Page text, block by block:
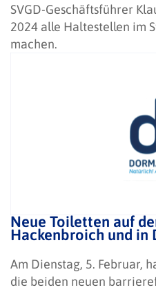
SVGD-Geschäftsführer
2024 alle Haltestellen im
machen.
Neue Toiletten auf
Hackenbroich und in
Am Dienstag, 5. Februar,
die beiden neuen